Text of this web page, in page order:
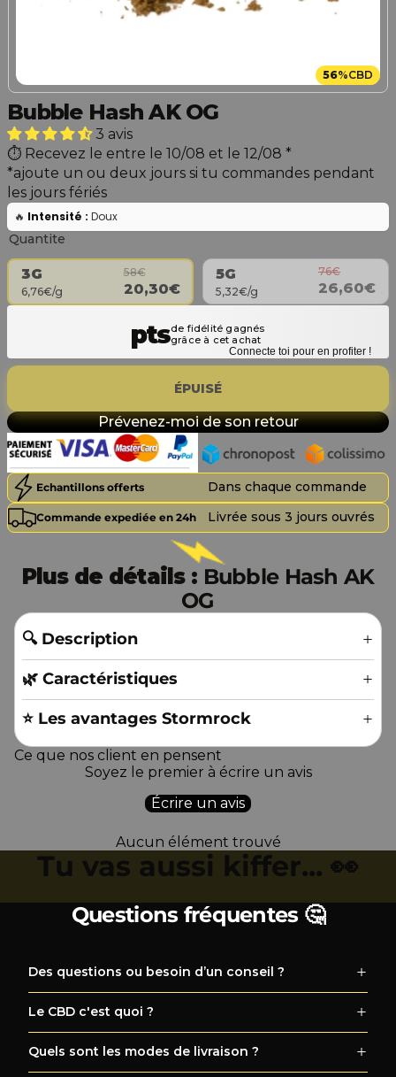
56%CBD
Bubble Hash AK OG
3 avis
Recevez le entre le 10/08 et le 12/08 *
*ajoute un ou deux jours si tu commandes pendant
les jours fériés
🔥 Intensité : Doux
Quantite
3G
6,76€/g
58€
20,30€
5G
5,32€/g
76€
26,60€
Connecte toi pour en profiter !
ÉPUISÉ
Prévenez-moi de son retour
Echantillons offerts Dans chaque commande
Commande expediée en 24h Livrée sous 3 jours ouvrés
Plus de détails : Bubble Hash AK
OG
🔍 Description
🌿 Caractéristiques
⭐️ Les avantages Stormrock
Ce que nos client en pensent
Soyez le premier à écrire un avis
Écrire un avis
Aucun élément trouvé
Tu vas aussi kiffer... 👀
Questions fréquentes 🤔
Des questions ou besoin d’un conseil ?
Le CBD c'est quoi ?
Quels sont les modes de livraison ?